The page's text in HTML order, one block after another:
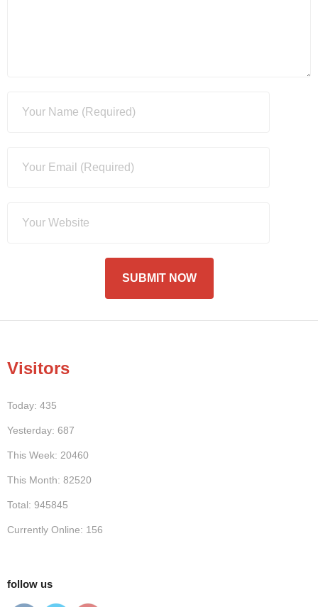
Visitors
Today: 435
Yesterday: 687
This Week: 20460
This Month: 82520
Total: 945845
Currently Online: 156
follow us